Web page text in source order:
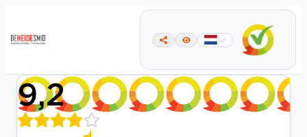
9,2